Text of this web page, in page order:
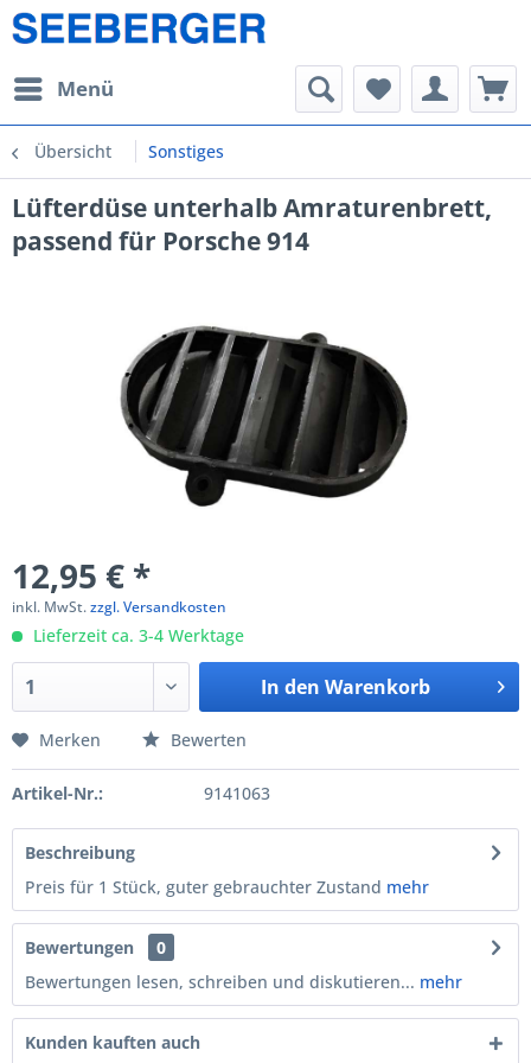
Menü
Übersicht Sonstiges
Lüfterdüse unterhalb Amraturenbrett,
passend für Porsche 914
12,95 € *
inkl. MwSt.zzgl. Versandkosten
Lieferzeit ca. 3-4 Werktage
In den Warenkorb
Merken Bewerten
Artikel-Nr.: 9141063
Beschreibung
Preis für 1 Stück, guter gebrauchter Zustand mehr
Bewertungen
0
Bewertungen lesen, schreiben und diskutieren... mehr
Kunden kauften auch